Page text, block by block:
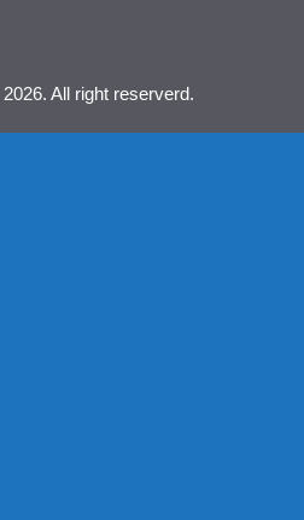
All right reserverd.